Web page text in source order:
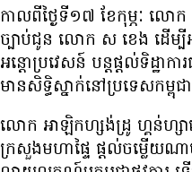
កាល​ពី​ថ្ងៃ​ទី​១៧ ខែ​កុម្ភៈ លោ
ច្បាប់​ជូន លោក ស ខេង ដើម្បី​
អន្តោប្រវេសន៍ បន្ត​ផ្ដល់​ទិដ្ឋា
មាន​សិទ្ធិ​ស្នាក់នៅ​ប្រទេស​កម្ពុ
លោក អាឡិកហ្សង់ដ្រូ ហ្គន់ហ្ស
ក្រសួង​មហាផ្ទៃ ផ្តល់​ចម្លើយ​ណ